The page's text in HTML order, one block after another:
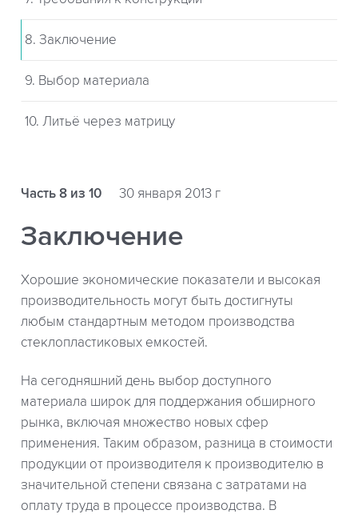
8. Заключение
9. Выбор материала
10. Литьё через матрицу
Часть 8 из 10 30 января 2013 г
Заключение
Хорошие экономические показатели и высокая
производительность могут быть достигнуты
любым стандартным методом производства
стеклопластиковых емкостей.
На сегодняшний день выбор доступного
материала широк для поддержания обширного
рынка, включая множество новых сфер
применения. Таким образом, разница в стоимости
продукции от производителя к производителю в
значительной степени связана с затратами на
оплату труда в процессе производства. В